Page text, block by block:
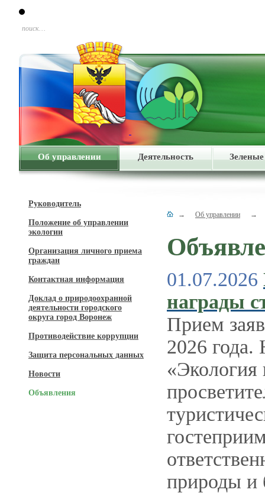
поиск…
Об управлении Деятельность
Руководитель
Положение об управлении
экологии
Организация личного приема
граждан
Контактная информация
Доклад о природоохранной
деятельности городского
округа город Воронеж
Противодействие коррупции
Защита персональных данных
Новости
Объявления
→ Об управлении →
01.07.2026
награды
Прием
2026 года.
«Экология
природы и